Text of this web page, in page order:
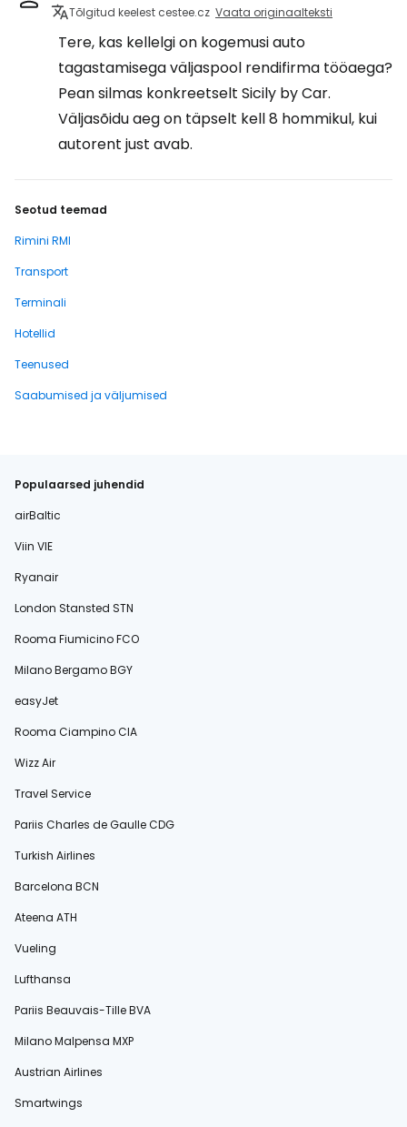
Tõlgitud keelest cestee.cz Vaata originaalteksti
Tere, kas kellelgi on kogemusi auto
tagastamisega väljaspool rendifirma tööaega?
Pean silmas konkreetselt Sicily by Car.
Väljasõidu aeg on täpselt kell 8 hommikul, kui
autorent just avab.
Seotud teemad
Rimini RMI
Transport
Terminali
Hotellid
Teenused
Saabumised ja väljumised
Populaarsed juhendid
airBaltic
Viin VIE
Ryanair
London Stansted STN
Rooma Fiumicino FCO
Milano Bergamo BGY
easyJet
Rooma Ciampino CIA
Wizz Air
Travel Service
Pariis Charles de Gaulle CDG
Turkish Airlines
Barcelona BCN
Ateena ATH
Vueling
Lufthansa
Pariis Beauvais-Tille BVA
Milano Malpensa MXP
Austrian Airlines
Smartwings